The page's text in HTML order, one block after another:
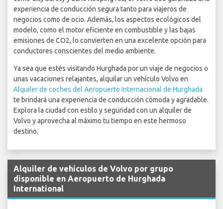
experiencia de conducción segura tanto para viajeros de
negocios como de ocio. Además, los aspectos ecológicos del
modelo, como el motor eficiente en combustible y las bajas
emisiones de CO2, lo convierten en una excelente opción para
conductores conscientes del medio ambiente.
Ya sea que estés visitando Hurghada por un viaje de negocios o
unas vacaciones relajantes, alquilar un vehículo Volvo en
Alquiler de coches del Aeropuerto Internacional de Hurghada
te brindará una experiencia de conducción cómoda y agradable.
Explora la ciudad con estilo y seguridad con un alquiler de
Volvo y aprovecha al máximo tu tiempo en este hermoso
destino.
Alquiler de vehículos de Volvo por grupo
disponible en Aeropuerto de Hurghada
International